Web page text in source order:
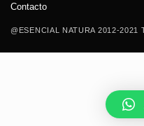
@ESENCIAL NATURA 2012-
Contacto